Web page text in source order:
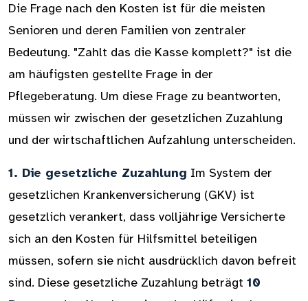
Die Frage nach den Kosten ist für die meisten
Senioren und deren Familien von zentraler
Bedeutung. "Zahlt das die Kasse komplett?" ist die
am häufigsten gestellte Frage in der
Pflegeberatung. Um diese Frage zu beantworten,
müssen wir zwischen der gesetzlichen Zuzahlung
und der wirtschaftlichen Aufzahlung unterscheiden.
1. Die gesetzliche Zuzahlung Im System der
gesetzlichen Krankenversicherung (GKV) ist
gesetzlich verankert, dass volljährige Versicherte
sich an den Kosten für Hilfsmittel beteiligen
müssen, sofern sie nicht ausdrücklich davon befreit
sind. Diese gesetzliche Zuzahlung beträgt 10